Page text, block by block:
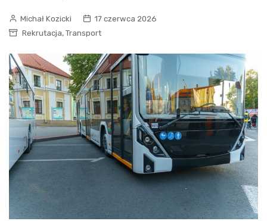
Michał Kozicki
17 czerwca 2026
Rekrutacja, Transport